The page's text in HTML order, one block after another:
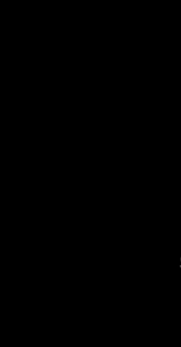
Daugiau